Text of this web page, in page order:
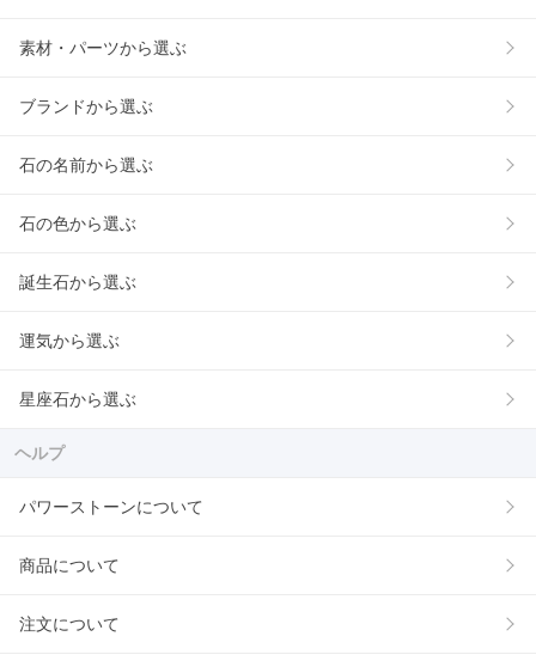
素材・パーツから選ぶ
ブランドから選ぶ
石の名前から選ぶ
石の色から選ぶ
誕生石から選ぶ
運気から選ぶ
星座石から選ぶ
ヘルプ
パワーストーンについて
商品について
注文について